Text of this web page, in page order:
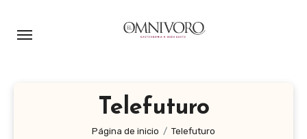
Telefuturo
Página de inicio Telefuturo